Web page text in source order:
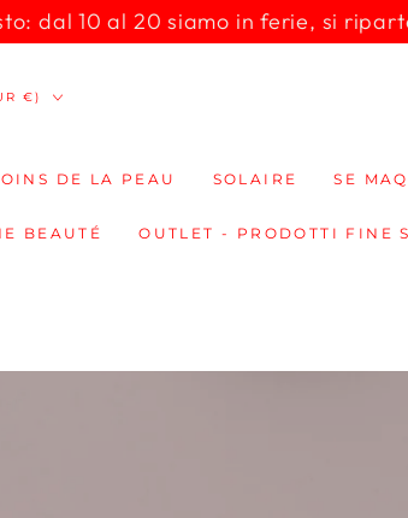
dal 10 al 20 siamo in ferie, si
€)
DE LA PEAU SOLAIRE SE
BEAUTÉ OUTLET - PRODOTTI FINE